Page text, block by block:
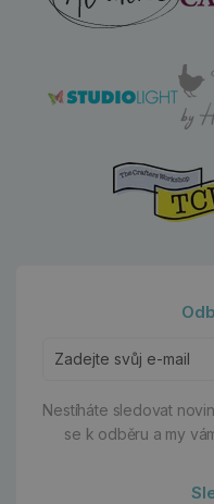
Nestíháte sledovat
se k odběru a my